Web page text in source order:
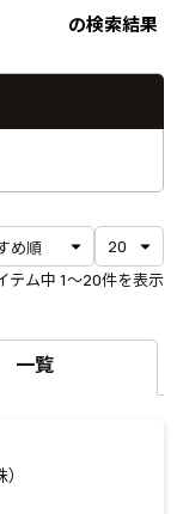
の検索結果
テム中 1〜20件を表示
一覧